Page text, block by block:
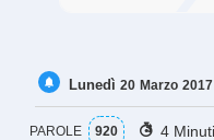
Lunedì 20 Marzo 2017
PAROLE 920 4 Minuti